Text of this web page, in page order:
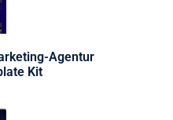
Agentur
Kit